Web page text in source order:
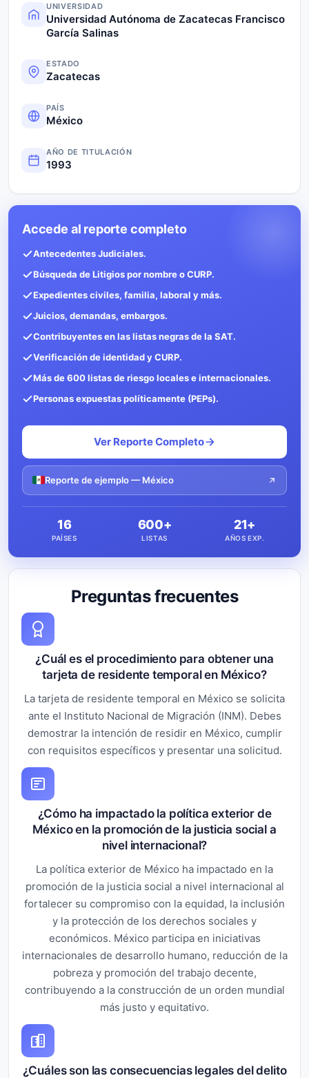
UNIVERSIDAD
Universidad Autónoma de Zacatecas Francisco
García Salinas
ESTADO
Zacatecas
PAÍS
México
AÑO DE TITULACIÓN
1993
Preguntas frecuentes
¿Cuál es el procedimiento para obtener una
tarjeta de residente temporal en México?
La tarjeta de residente temporal en México se solicita
ante el Instituto Nacional de Migración (INM). Debes
demostrar la intención de residir en México, cumplir
con requisitos específicos y presentar una solicitud.
¿Cómo ha impactado la política exterior de
México en la promoción de la justicia social a
nivel internacional?
La política exterior de México ha impactado en la
promoción de la justicia social a nivel internacional al
fortalecer su compromiso con la equidad, la inclusión
y la protección de los derechos sociales y
económicos. México participa en iniciativas
internacionales de desarrollo humano, reducción de la
pobreza y promoción del trabajo decente,
contribuyendo a la construcción de un orden mundial
más justo y equitativo.
¿Cuáles son las consecuencias legales del delito
Accede al reporte completo
Antecedentes Judiciales.
Búsqueda de Litigios por nombre o CURP.
Expedientes civiles, familia, laboral y más.
Juicios, demandas, embargos.
Contribuyentes en las listas negras de la SAT.
Verificación de identidad y CURP.
Más de 600 listas de riesgo locales e internacionales.
Personas expuestas políticamente (PEPs).
Ver Reporte Completo
Reporte de ejemplo — México
16
PAÍSES
600+
LISTAS
21+
AÑOS EXP.